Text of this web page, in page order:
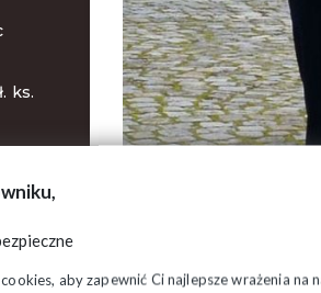
aby zapewnić Ci najlepsze wrażenia
ks.
ZR